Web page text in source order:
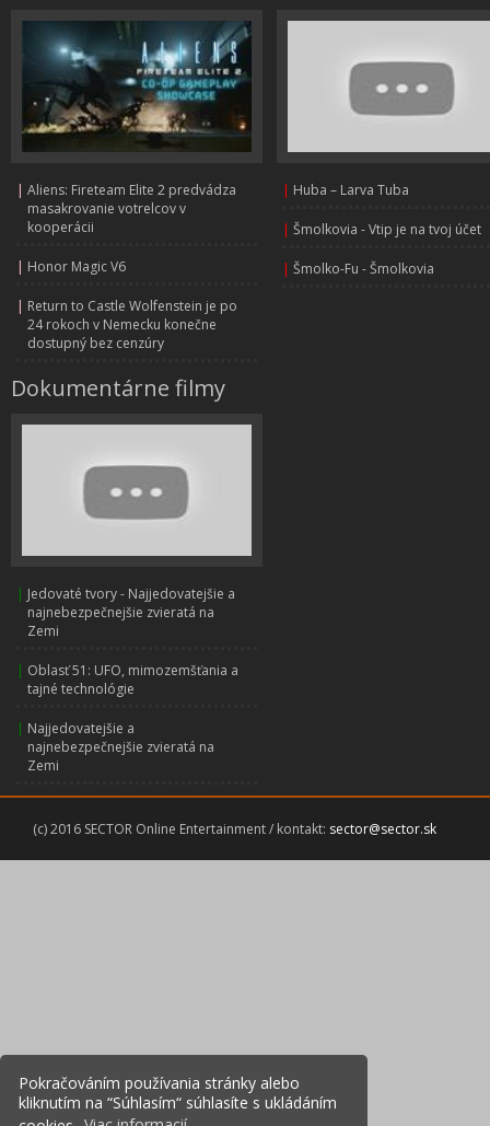
Pokračováním používania stránky alebo
kliknutím na “Súhlasím“ súhlasíte s ukládáním
| Aliens: Fireteam Elite 2 predvádza
masakrovanie votrelcov v
kooperácii
| Honor Magic V6
| Return to Castle Wolfenstein je po
24 rokoch v Nemecku konečne
dostupný bez cenzúry
| Huba – Larva Tuba
| Šmolkovia - Vtip je na tvoj účet
| Šmolko-Fu - Šmolkovia
Dokumentárne filmy
| Jedovaté tvory - Najjedovatejšie a
najnebezpečnejšie zvieratá na
Zemi
| Oblasť 51: UFO, mimozemšťania a
tajné technológie
| Najjedovatejšie a
najnebezpečnejšie zvieratá na
Zemi
(c) 2016 SECTOR Online Entertainment / kontakt: sector@sector.sk